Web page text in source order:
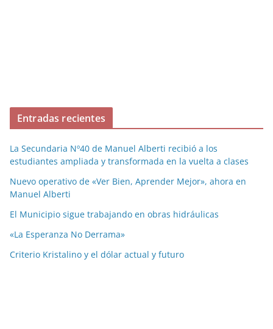
Entradas recientes
La Secundaria Nº40 de Manuel Alberti recibió a los
estudiantes ampliada y transformada en la vuelta a clases
Nuevo operativo de «Ver Bien, Aprender Mejor», ahora en
Manuel Alberti
El Municipio sigue trabajando en obras hidráulicas
«La Esperanza No Derrama»
Criterio Kristalino y el dólar actual y futuro